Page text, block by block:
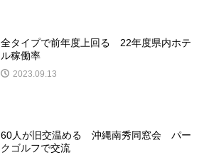
全タイプで前年度上回る 22年度県内ホテ
ル稼働率
2023.09.13
60人が旧交温める 沖縄南秀同窓会 パー
クゴルフで交流